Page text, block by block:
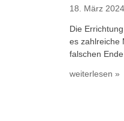
18. März
Die
es zahlreiche
falschen
weiterlesen »